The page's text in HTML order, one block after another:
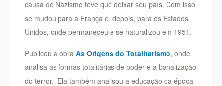
causa do Nazismo teve que deixar seu país. Com isso
se mudou para a França e, depois, para os Estados
Unidos, onde permaneceu e se naturalizou em 1951.
Publicou a obraAs Origens do Totalitarismo, onde
analisa as formas totalitárias de poder e a banalização
do terror. Ela também analisou a educação da época